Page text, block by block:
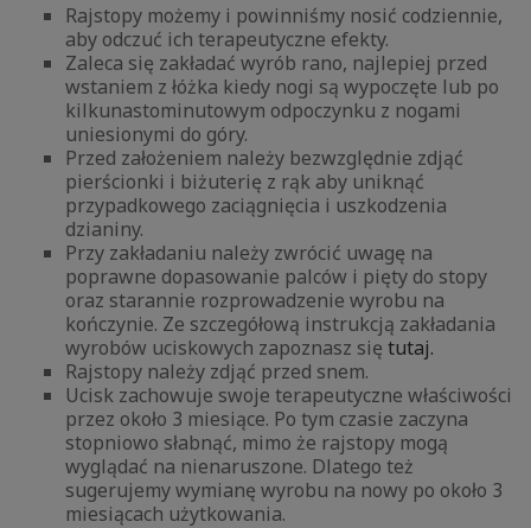
Rajstopy możemy i powinniśmy nosić codziennie,
aby odczuć ich terapeutyczne efekty.
Zaleca się zakładać wyrób rano, najlepiej przed
wstaniem z łóżka kiedy nogi są wypoczęte lub po
kilkunastominutowym odpoczynku z nogami
uniesionymi do góry.
Przed założeniem należy bezwzględnie zdjąć
pierścionki i biżuterię z rąk aby uniknąć
przypadkowego zaciągnięcia i uszkodzenia
dzianiny.
Przy zakładaniu należy zwrócić uwagę na
poprawne dopasowanie palców i pięty do stopy
oraz starannie rozprowadzenie wyrobu na
kończynie. Ze szczegółową instrukcją zakładania
wyrobów uciskowych zapoznasz się tutaj.
Rajstopy należy zdjąć przed snem.
Ucisk zachowuje swoje terapeutyczne właściwości
przez około 3 miesiące. Po tym czasie zaczyna
stopniowo słabnąć, mimo że rajstopy mogą
wyglądać na nienaruszone. Dlatego też
sugerujemy wymianę wyrobu na nowy po około 3
miesiącach użytkowania.